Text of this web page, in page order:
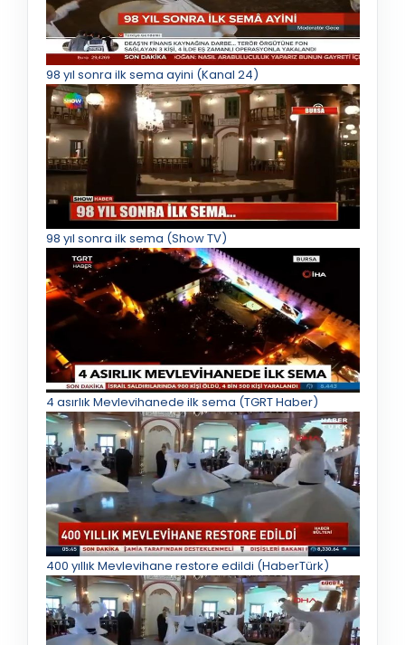
98 yıl sonra ilk sema ayini (Kanal 24)
98 yıl sonra ilk sema (Show TV)
4 asırlık Mevlevihanede ilk sema (TGRT Haber)
400 yıllık Mevlevihane restore edildi (HaberTürk)